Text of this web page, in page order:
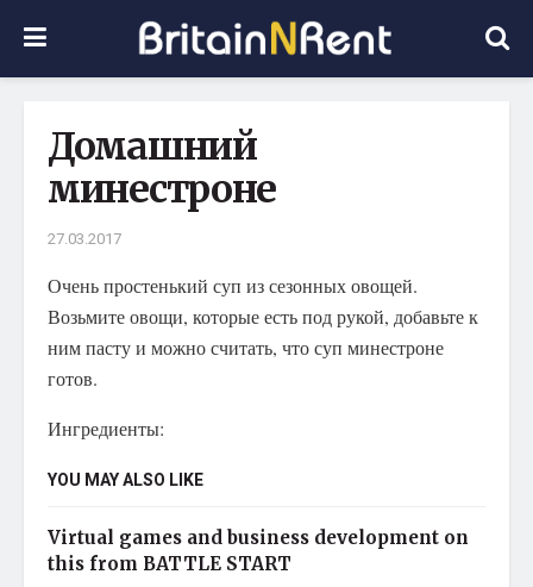
Домашний
минестроне
27.03.2017
Очень простенький суп из сезонных овощей.
Возьмите овощи, которые есть под рукой, добавьте к
ним пасту и можно считать, что суп минестроне
готов.
Ингредиенты:
YOU MAY ALSO LIKE
Virtual games and business development on
this from BATTLE START